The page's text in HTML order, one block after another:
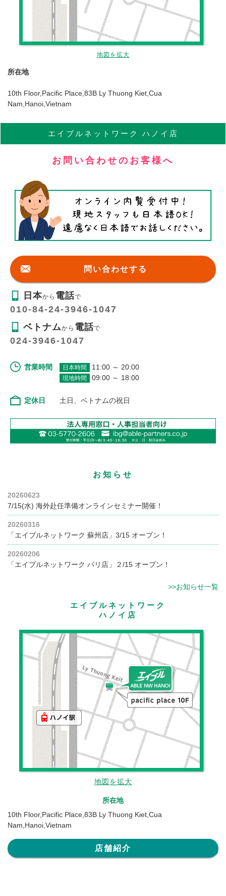
地図を拡大
所在地
10th Floor,Pacific Place,83B Ly Thuong Kiet,Cua
Nam,Hanoi,Vietnam
エイブル ネットワーク ハノイ店
お問い合わせのお客様へ
問い合わせする
日本から 電話で
010-84-24-3946-1047
ベトナムから 電話で
024-3946-1047
営業時間 日本時間 11:00 ～ 20:00
現地時間 09:00 ～ 18:00
定休日 土日、ベトナムの祝日
お知らせ
20260623
7/15(水) 海外赴任準備オンラインセミナー開催！
20260316
「エイブルネットワーク 蘇州店」3/15 オープン！
20260206
「エイブルネットワーク パリ店」２/15 オープン！
>>お知らせ一覧
エイブルネットワーク
ハノイ店
地図を拡大
所在地
10th Floor,Pacific Place,83B Ly Thuong Kiet,Cua
Nam,Hanoi,Vietnam
店舗紹介